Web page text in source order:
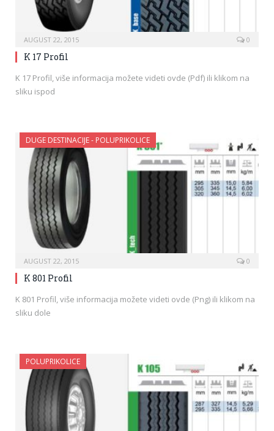
AUGUST 22, 2015 0
K 17 Profil
K 17 Profil, više informacija možete videti ovde (Pdf) ili klikom na
sliku ispod
DUGE DESTINACIJE - POLUPRIKOLICE
AUGUST 22, 2015 0
K 801 Profil
K 801 Profil, više informacija možete videti ovde (Png) ili klikom na
sliku dole
POLUPRIKOLICE